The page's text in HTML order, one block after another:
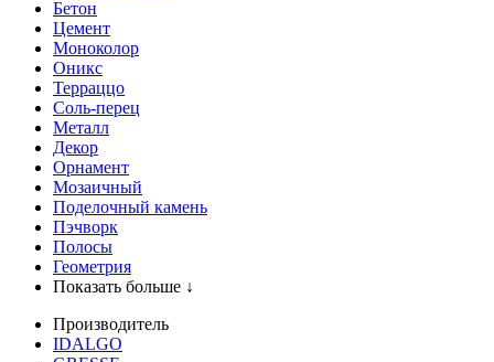
Бетон
Цемент
Моноколор
Оникс
Терраццо
Соль-перец
Металл
Декор
Орнамент
Мозаичный
Поделочный камень
Пэчворк
Полосы
Геометрия
Показать больше ↓
Производитель
IDALGO